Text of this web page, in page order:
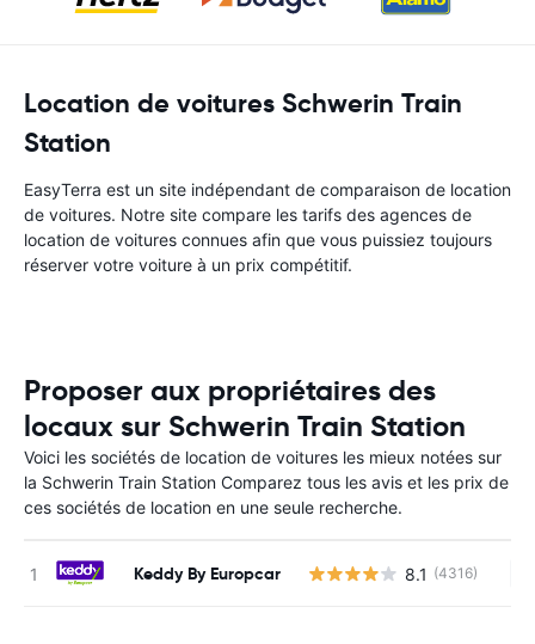
Location de voitures Schwerin Train
Station
EasyTerra est un site indépendant de comparaison de location
de voitures. Notre site compare les tarifs des agences de
location de voitures connues afin que vous puissiez toujours
réserver votre voiture à un prix compétitif.
Proposer aux propriétaires des
locaux sur Schwerin Train Station
Voici les sociétés de location de voitures les mieux notées sur
la Schwerin Train Station Comparez tous les avis et les prix de
ces sociétés de location en une seule recherche.
Keddy By Europcar 8.1 (4316)